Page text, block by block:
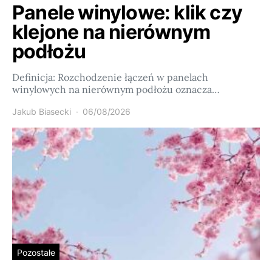
Panele winylowe: klik czy
klejone na nierównym
podłożu
Definicja: Rozchodzenie łączeń w panelach
winylowych na nierównym podłożu oznacza…
Jakub Biasecki 06/08/2026
Pozostałe